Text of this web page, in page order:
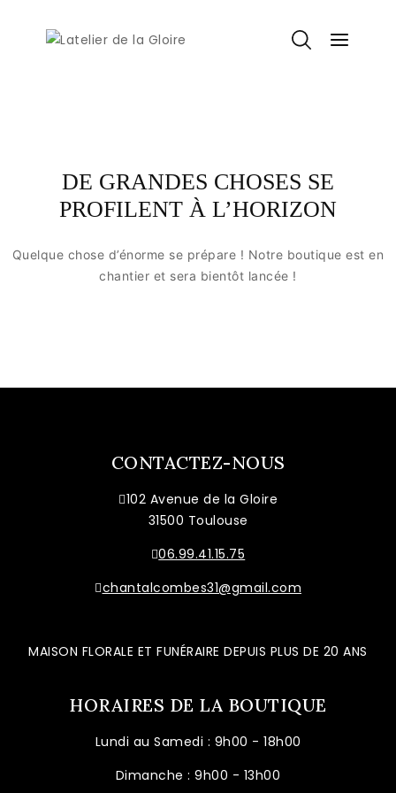
DE GRANDES CHOSES SE
PROFILENT À L’HORIZON
Quelque chose d’énorme se prépare ! Notre boutique est en
chantier et sera bientôt lancée !
CONTACTEZ-NOUS
102 Avenue de la Gloire
31500 Toulouse
06.99.41.15.75
chantalcombes31@gmail.com
MAISON FLORALE ET FUNÉRAIRE DEPUIS PLUS DE 20 ANS
HORAIRES DE LA BOUTIQUE
Lundi au Samedi : 9h00 - 18h00
Dimanche : 9h00 - 13h00